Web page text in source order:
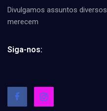
Divulgamos assuntos
merecem
Siga-nos: